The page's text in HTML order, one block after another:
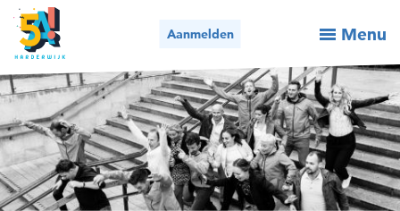
Aanmelden Menu
Activiteiten / aanmelden
Wie we zijn
Wat we doen